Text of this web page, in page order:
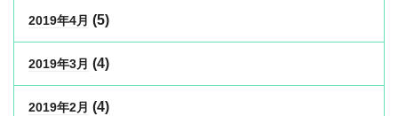
2019年4月 (5)
2019年3月 (4)
2019年2月 (4)